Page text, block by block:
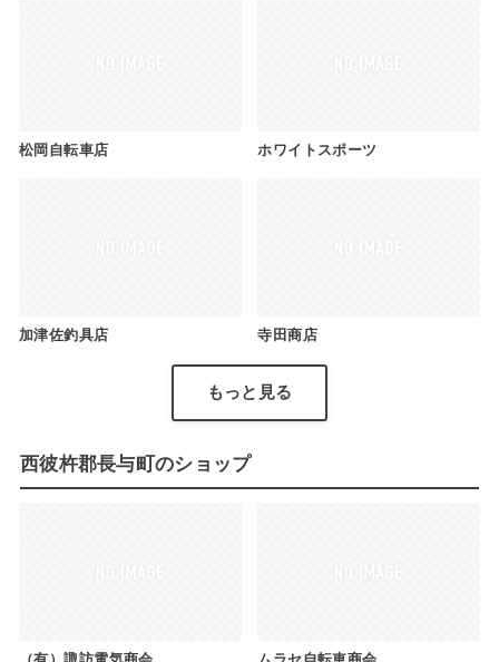
松岡自転車店 ホワイトスポーツ
加津佐釣具店 寺田商店
もっと見る
西彼杵郡長与町のショップ